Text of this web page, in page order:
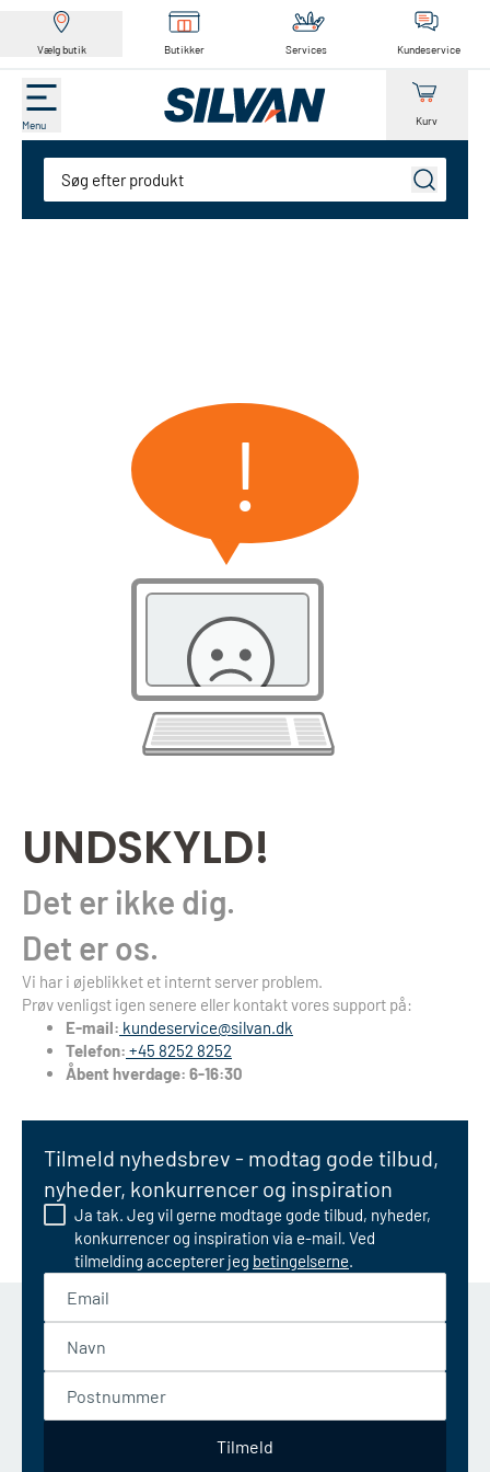
Vælg butik Butikker Services Kundeservice
Menu Kurv
Søg
UNDSKYLD!
Det er ikke dig.
Det er os.
Vi har i øjeblikket et internt server problem.
Prøv venligst igen senere eller kontakt vores support på:
E-mail: kundeservice@silvan.dk
Telefon: +45 8252 8252
Åbent hverdage: 6-16:30
!
Tilmeld nyhedsbrev - modtag gode tilbud,
nyheder, konkurrencer og inspiration
Ja tak. Jeg vil gerne modtage gode tilbud, nyheder,
konkurrencer og inspiration via e-mail. Ved
tilmelding accepterer jeg betingelserne.
Tilmeld